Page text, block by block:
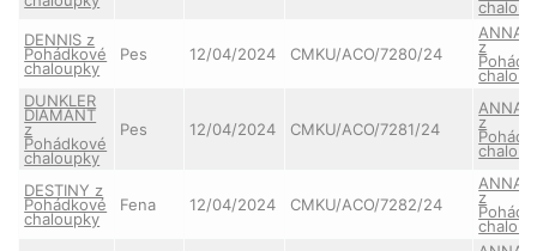
DENNIS z
Pohádkové
chaloupky
Pes 12/04/2024 CMKU/ACO/7280/24 z
DUNKLER
DIAMANT
z
Pohádkové
chaloupky
Pes 12/04/2024 CMKU/ACO/7281/24 z
DESTINY z
Pohádkové
chaloupky
Fena 12/04/2024 CMKU/ACO/7282/24 z